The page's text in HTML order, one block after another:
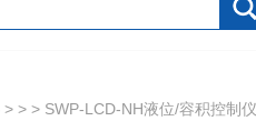
> > > SWP-LCD-NH液位/容积控制仪